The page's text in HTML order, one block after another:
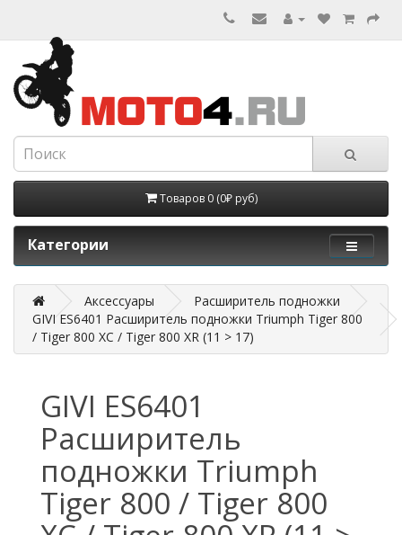
Товаров 0 (0₽ руб)
Категории
Аксессуары
Расширитель подножки
GIVI ES6401 Расширитель подножки Triumph Tiger 800
/ Tiger 800 XC / Tiger 800 XR (11 > 17)
GIVI ES6401
Расширитель
подножки Triumph
Tiger 800 / Tiger 800